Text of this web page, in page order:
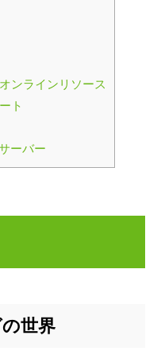
ンラインリソース
ト
ーバー
世界